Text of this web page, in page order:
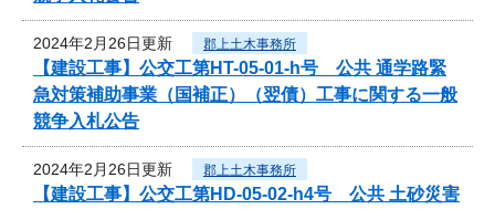
2024年2月26日更新 郡上土木事務所
【建設工事】公交工第HT-05-01-h号 公共 通学路緊
急対策補助事業（国補正）（翌債）工事に関する一般
競争入札公告
2024年2月26日更新 郡上土木事務所
【建設工事】公交工第HD-05-02-h4号 公共 土砂災害